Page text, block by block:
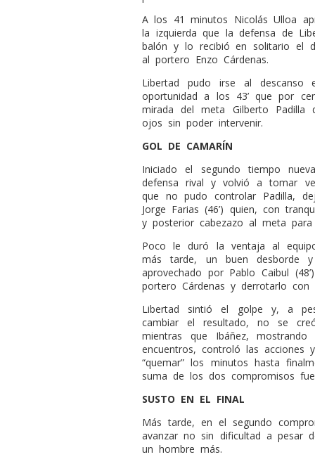
A los 41 minutos Nicolás Ulloa
la izquierda que la defensa de
balón y lo recibió en solitario el
al portero Enzo Cárdenas.
Libertad pudo irse al descanso
oportunidad a los 43’ que por
mirada del meta Gilberto
ojos sin poder intervenir.
GOL DE CAMARÍN
Iniciado el segundo tiempo
defensa rival y volvió a tomar
que no pudo controlar Padilla,
Jorge Farias (46’) quien, con
y posterior cabezazo al meta
Poco le duró la ventaja al
más tarde, un buen desborde
aprovechado por Pablo Caibul
portero Cárdenas y derrotarlo
Libertad sintió el golpe y, a
cambiar el resultado, no se
mientras que Ibáñez,
encuentros, controló las
“quemar” los minutos hasta
suma de los dos compromisos
SUSTO EN EL FINAL
Más tarde, en el segundo
avanzar no sin dificultad a pesar
un hombre más.